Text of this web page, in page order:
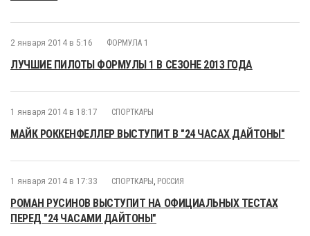
2 января 2014 в 5:16 ФОРМУЛА 1
ЛУЧШИЕ ПИЛОТЫ ФОРМУЛЫ 1 В СЕЗОНЕ 2013 ГОДА
1 января 2014 в 18:17 СПОРТКАРЫ
МАЙК РОККЕНФЕЛЛЕР ВЫСТУПИТ В "24 ЧАСАХ ДАЙТОНЫ"
1 января 2014 в 17:33 СПОРТКАРЫ , РОССИЯ
РОМАН РУСИНОВ ВЫСТУПИТ НА ОФИЦИАЛЬНЫХ ТЕСТАХ
ПЕРЕД "24 ЧАСАМИ ДАЙТОНЫ"